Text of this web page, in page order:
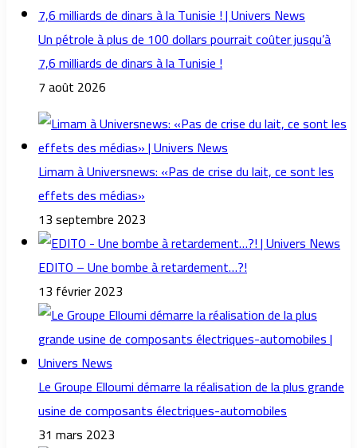
Un pétrole à plus de 100 dollars pourrait coûter jusqu’à
7,6 milliards de dinars à la Tunisie !
7 août 2026
Limam à Universnews: «Pas de crise du lait, ce sont les
effets des médias»
13 septembre 2023
EDITO – Une bombe à retardement…?!
13 février 2023
Le Groupe Elloumi démarre la réalisation de la plus grande
usine de composants électriques-automobiles
31 mars 2023